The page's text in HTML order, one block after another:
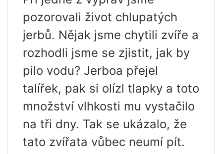
pozorovali život chlupatých
jerbů. Nějak jsme chytili zvíře a
rozhodli jsme se zjistit, jak by
pilo vodu? Jerboa přejel
talířek, pak si olízl tlapky a toto
množství vlhkosti mu vystačilo
na tři dny. Tak se ukázalo, že
tato zvířata vůbec neumí pít.